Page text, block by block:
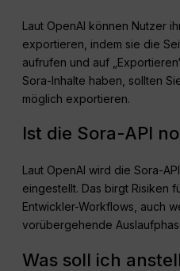
Laut OpenAI können Nutzer
exportieren, indem sie die
aufrufen und auf
Sora-Inhalte haben, sollten
möglich exportieren.
Ist die Sora-API
Laut OpenAI wird die Sora-
eingestellt. Das birgt Risiken
Entwickler-Workflows, auch
vorübergehende
Was soll ich